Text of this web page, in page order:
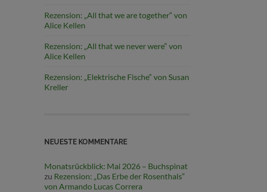
Rezension: „All that we are together“ von
Alice Kellen
Rezension: „All that we never were“ von
Alice Kellen
Rezension: „Elektrische Fische“ von Susan
Kreller
NEUESTE KOMMENTARE
Monatsrückblick: Mai 2026 – Buchspinat
zu Rezension: „Das Erbe der Rosenthals“
von Armando Lucas Correra